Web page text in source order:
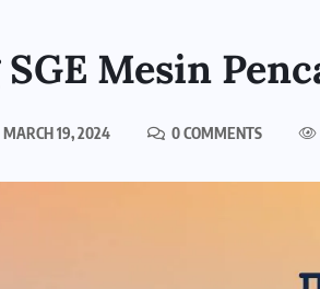
Mesin
MARCH 19, 2024 0 COMMENTS